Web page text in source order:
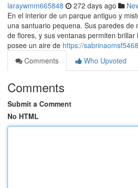
laraywmm665848 272 days ago
En el interior de un parque antiguo y
una santuario pequena. Sus paredes de
de flores, y sus ventanas permiten
posee un aire de https://
Comments
Who Upvoted
Comments
Submit a Comment
No HTML